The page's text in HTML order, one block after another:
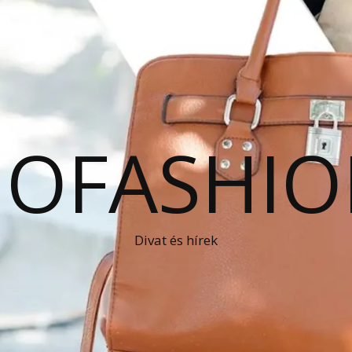
Divat és hírek